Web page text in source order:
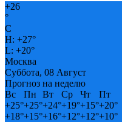
+26
°
C
H: +27°
L: +20°
Москва
Суббота, 08 Август
Прогноз на неделю
Вс
Пн Вт Ср Чт
Пт
+25°+25°+24°+19°+15°+20°
+18°+15°+16°+12°+12°+10°